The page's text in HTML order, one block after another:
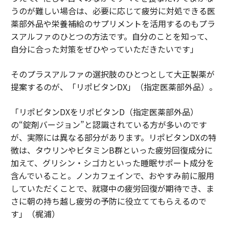
うのが難しい場合は、必要に応じて疲労に対処できる医
薬部外品や栄養補給のサプリメントを活用するのもプラ
スアルファのひとつの方法です。自分のことを知って、
自分に合った対策をぜひやっていただきたいです」
そのプラスアルファの選択肢のひとつとして大正製薬が
提案するのが、「リポビタンDX」（指定医薬部外品）。
「リポビタンDXをリポビタンD（指定医薬部外品）
の“錠剤バージョン”と認識されている方が多いのです
が、実際には異なる部分があります。リポビタンDXの特
徴は、タウリンやビタミンB群といった疲労回復成分に
加えて、グリシン・シゴカといった睡眠サポート成分を
含んでいること。ノンカフェインで、おやすみ前に服用
していただくことで、就寝中の疲労回復が期待でき、ま
さに朝の持ち越し疲労の予防に役立ててもらえるので
す」（梶浦）